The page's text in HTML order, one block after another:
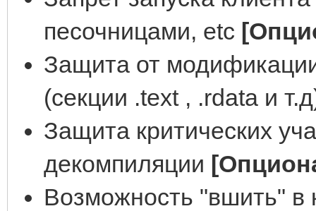
песочницами, etc
Защита от
(секции .text , .rdata и
Защита критических
декомпиляции
Возможность "вшить"